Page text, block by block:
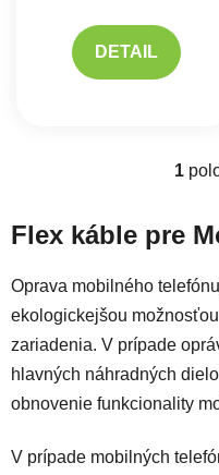
DETAIL
1
Flex káble pre
Oprava mobilného
ekologickejšou
zariadenia. V prípade
hlavných náhradných
obnovenie funkcionality
V prípade mobilných